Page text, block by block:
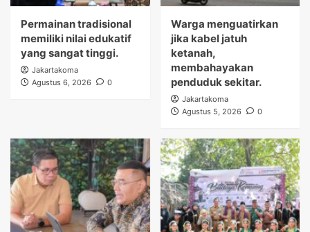
Permainan tradisional
memiliki nilai edukatif
yang sangat tinggi.
Jakartakoma
Agustus 6, 2026
0
Warga menguatirkan
jika kabel jatuh
ketanah,
membahayakan
penduduk sekitar.
Jakartakoma
Agustus 5, 2026
0